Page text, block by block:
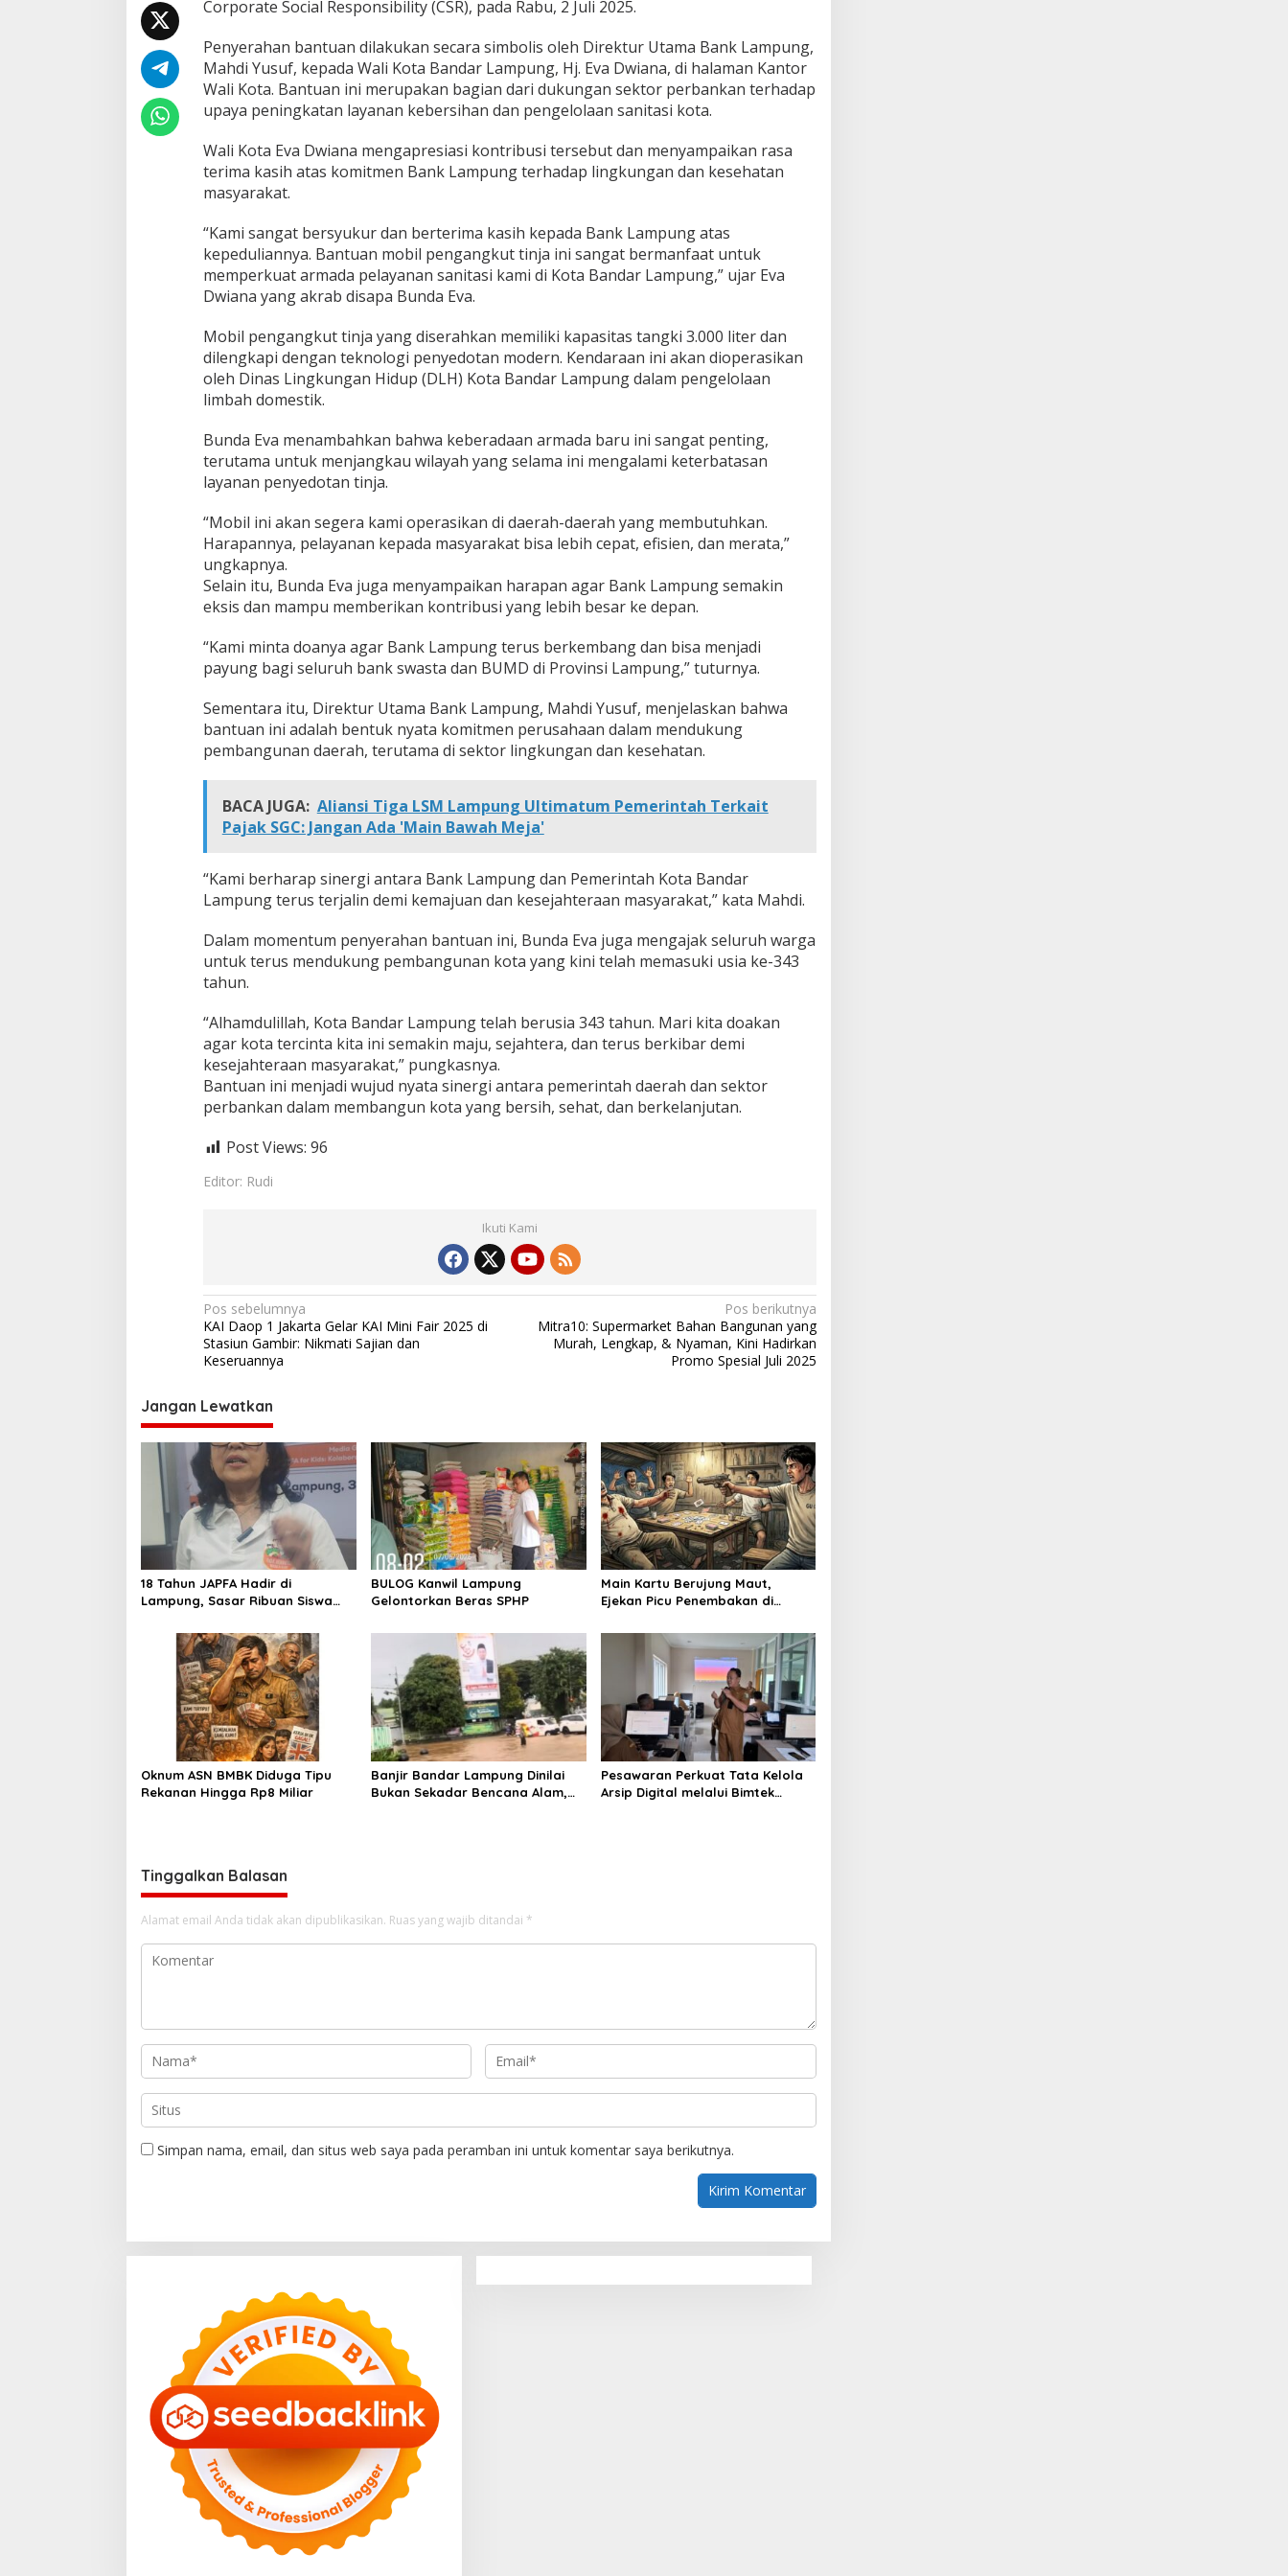
u
n
i
t
M
o
i
l
P
e
g
a
n
g
k
t
T
i
n
j
Corporate Social Responsibility (CSR), pada Rabu, 2 Juli 2025.
Penyerahan bantuan dilakukan secara simbolis oleh Direktur Utama Bank Lampung,
Mahdi Yusuf, kepada Wali Kota Bandar Lampung, Hj. Eva Dwiana, di halaman Kantor
Wali Kota. Bantuan ini merupakan bagian dari dukungan sektor perbankan terhadap
upaya peningkatan layanan kebersihan dan pengelolaan sanitasi kota.
Wali Kota Eva Dwiana mengapresiasi kontribusi tersebut dan menyampaikan rasa
terima kasih atas komitmen Bank Lampung terhadap lingkungan dan kesehatan
masyarakat.
“Kami sangat bersyukur dan berterima kasih kepada Bank Lampung atas
kepeduliannya. Bantuan mobil pengangkut tinja ini sangat bermanfaat untuk
memperkuat armada pelayanan sanitasi kami di Kota Bandar Lampung,” ujar Eva
Dwiana yang akrab disapa Bunda Eva.
Mobil pengangkut tinja yang diserahkan memiliki kapasitas tangki 3.000 liter dan
dilengkapi dengan teknologi penyedotan modern. Kendaraan ini akan dioperasikan
oleh Dinas Lingkungan Hidup (DLH) Kota Bandar Lampung dalam pengelolaan
limbah domestik.
Bunda Eva menambahkan bahwa keberadaan armada baru ini sangat penting,
terutama untuk menjangkau wilayah yang selama ini mengalami keterbatasan
layanan penyedotan tinja.
“Mobil ini akan segera kami operasikan di daerah-daerah yang membutuhkan.
Harapannya, pelayanan kepada masyarakat bisa lebih cepat, efisien, dan merata,”
ungkapnya.
Selain itu, Bunda Eva juga menyampaikan harapan agar Bank Lampung semakin
eksis dan mampu memberikan kontribusi yang lebih besar ke depan.
“Kami minta doanya agar Bank Lampung terus berkembang dan bisa menjadi
payung bagi seluruh bank swasta dan BUMD di Provinsi Lampung,” tuturnya.
Sementara itu, Direktur Utama Bank Lampung, Mahdi Yusuf, menjelaskan bahwa
bantuan ini adalah bentuk nyata komitmen perusahaan dalam mendukung
pembangunan daerah, terutama di sektor lingkungan dan kesehatan.
BACA JUGA: Aliansi Tiga LSM Lampung Ultimatum Pemerintah Terkait
Pajak SGC: Jangan Ada 'Main Bawah Meja'
“Kami berharap sinergi antara Bank Lampung dan Pemerintah Kota Bandar
Lampung terus terjalin demi kemajuan dan kesejahteraan masyarakat,” kata Mahdi.
Dalam momentum penyerahan bantuan ini, Bunda Eva juga mengajak seluruh warga
untuk terus mendukung pembangunan kota yang kini telah memasuki usia ke-343
tahun.
“Alhamdulillah, Kota Bandar Lampung telah berusia 343 tahun. Mari kita doakan
agar kota tercinta kita ini semakin maju, sejahtera, dan terus berkibar demi
kesejahteraan masyarakat,” pungkasnya.
Bantuan ini menjadi wujud nyata sinergi antara pemerintah daerah dan sektor
perbankan dalam membangun kota yang bersih, sehat, dan berkelanjutan.
Post Views: 96
Editor: Rudi
Ikuti Kami
N
a
v
i
g
a
s
i
p
s
Pos sebelumnya
KAI Daop 1 Jakarta Gelar KAI Mini Fair 2025 di
Stasiun Gambir: Nikmati Sajian dan
Keseruannya
Pos berikutnya
Mitra10: Supermarket Bahan Bangunan yang
Murah, Lengkap, & Nyaman, Kini Hadirkan
Promo Spesial Juli 2025
Jangan Lewatkan
18 Tahun JAPFA Hadir di
Lampung, Sasar Ribuan Siswa
BULOG Kanwil Lampung
Gelontorkan Beras SPHP
Main Kartu Berujung Maut,
Ejekan Picu Penembakan di
Oknum ASN BMBK Diduga Tipu
Rekanan Hingga Rp8 Miliar
Banjir Bandar Lampung Dinilai
Bukan Sekadar Bencana Alam,
Pesawaran Perkuat Tata Kelola
Arsip Digital melalui Bimtek
Tinggalkan Balasan
Alamat email Anda tidak akan dipublikasikan. Ruas yang wajib ditandai *
Simpan nama, email, dan situs web saya pada peramban ini untuk komentar saya berikutnya.